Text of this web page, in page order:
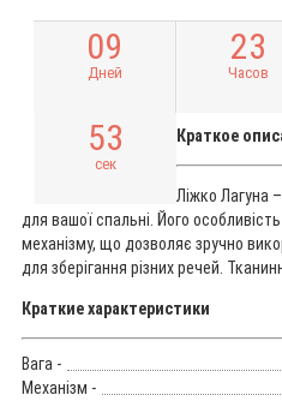
09
Дней
23
Часов
52
сек
Краткое
Ліжко Лагуна
для вашої спальні. Його
механізму, що дозволяє зручно
для зберігання різних речей.
Краткие характеристики
Вага -
Механізм -